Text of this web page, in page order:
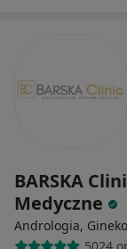
BARSKA
Medyczne
Andrologia,